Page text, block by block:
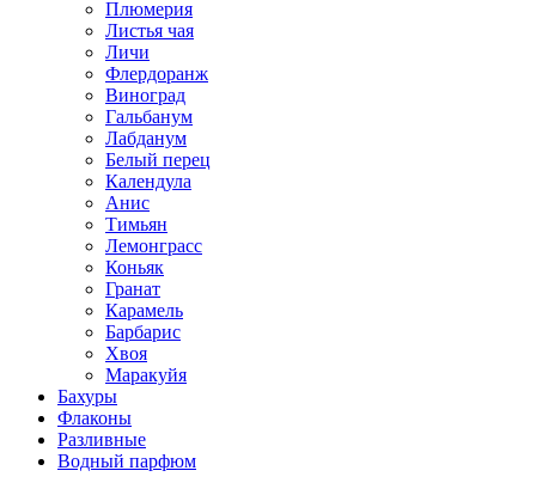
Плюмерия
Листья чая
Личи
Флердоранж
Виноград
Гальбанум
Лабданум
Белый перец
Календула
Анис
Тимьян
Лемонграсс
Коньяк
Гранат
Карамель
Барбарис
Хвоя
Маракуйя
Бахуры
Флаконы
Разливные
Водный парфюм